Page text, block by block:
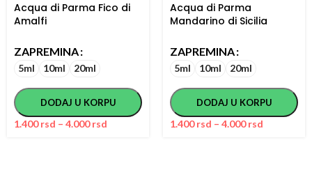
Acqua di Parma Fico di
Amalfi
ZAPREMINA
5ml 10ml 20ml
DODAJ U KORPU
1.400rsd – 4.000rsd
Acqua di Parma
Mandarino di Sicilia
ZAPREMINA
5ml 10ml 20ml
DODAJ U KORPU
1.400rsd – 4.000rsd